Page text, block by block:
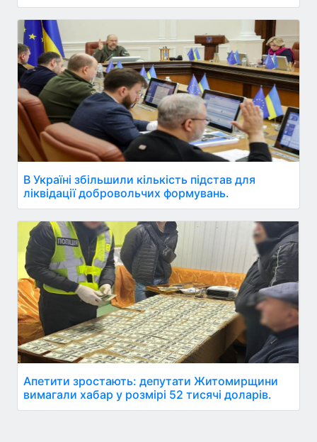
В Україні збільшили кількість підстав для
ліквідації добровольчих формувань.
Апетити зростають: депутати Житомирщини
вимагали хабар у розмірі 52 тисячі доларів.